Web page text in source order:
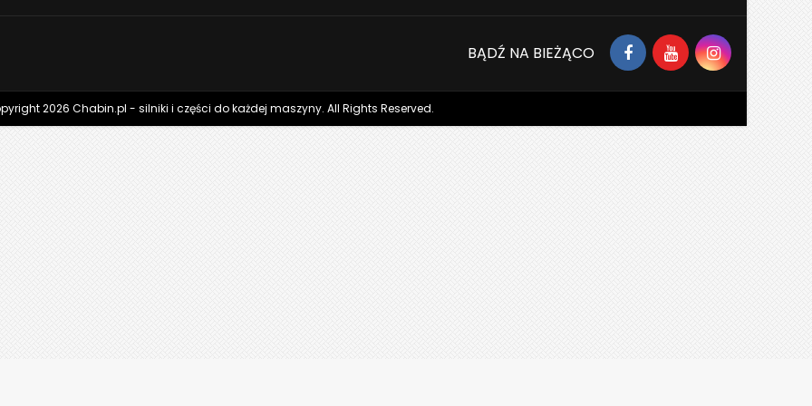
BĄDŹ NA BIEŻĄCO
2026 Chabin.pl - silniki i części do każdej maszyny. All Rights Reserved.